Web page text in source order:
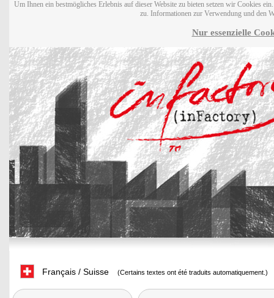
Um Ihnen ein bestmögliches Erlebnis auf dieser Website zu bieten setzen wir Cookies
zu. Informationen zur Verwendung und den
Nur essenzielle
Français / Suisse (Certains textes ont été traduits automatiquement.)